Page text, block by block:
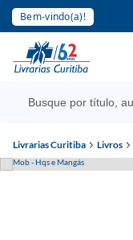
Bem-vindo(a)!
Livrarias Curitiba Livros